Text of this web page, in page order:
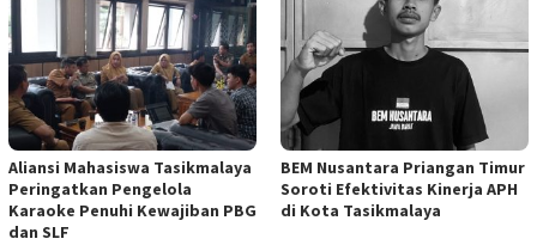
Aliansi Mahasiswa Tasikmalaya
Peringatkan Pengelola
Karaoke Penuhi Kewajiban PBG
dan SLF
BEM Nusantara Priangan Timur
Soroti Efektivitas Kinerja APH
di Kota Tasikmalaya